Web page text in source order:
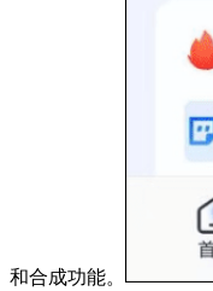
和合成功能。